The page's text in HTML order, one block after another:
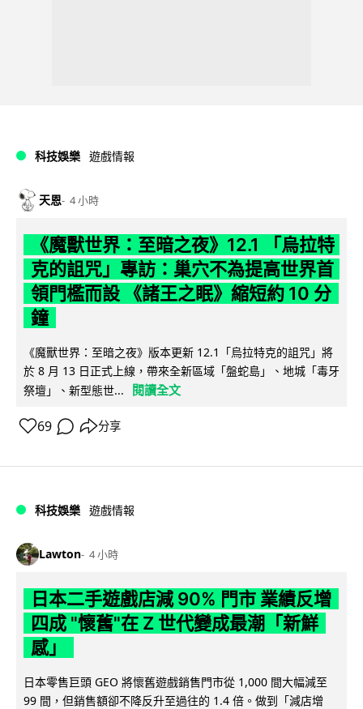
科技娛樂 遊戲情報
天恩 4 小時
《魔獸世界：至暗之夜》12.1 「烏拉特
克的詛咒」專訪：巢穴不為提高世界首
領門檻而設 《諸王之眠》縮短約 10 分
鐘
《魔獸世界：至暗之夜》版本更新 12.1「烏拉特克的詛咒」將
於 8 月 13 日正式上線，帶來全新區域「盤蛇島」、地城「毒牙
祭壇」、新型態世...
閱讀全文
69 分享
科技娛樂 遊戲情報
Lawton 4 小時
日本二手遊戲店減 90% 門市 業績反增
四成 "懷舊"在 Z 世代變成最潮「新鮮
感」
日本零售巨頭 GEO 將懷舊遊戲銷售門市從 1,000 間大幅減至
99 間，但銷售額卻不降反升至過往的 1.4 倍。做到「減店增